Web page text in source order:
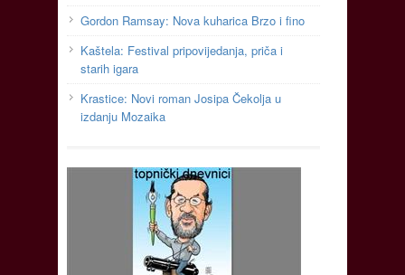
Gordon Ramsay: Nova kuharica Brzo i fino
Kaštela: Festival pripovijedanja, priča i
starih igara
Krastice: Novi roman Josipa Čekolja u
izdanju Mozaika